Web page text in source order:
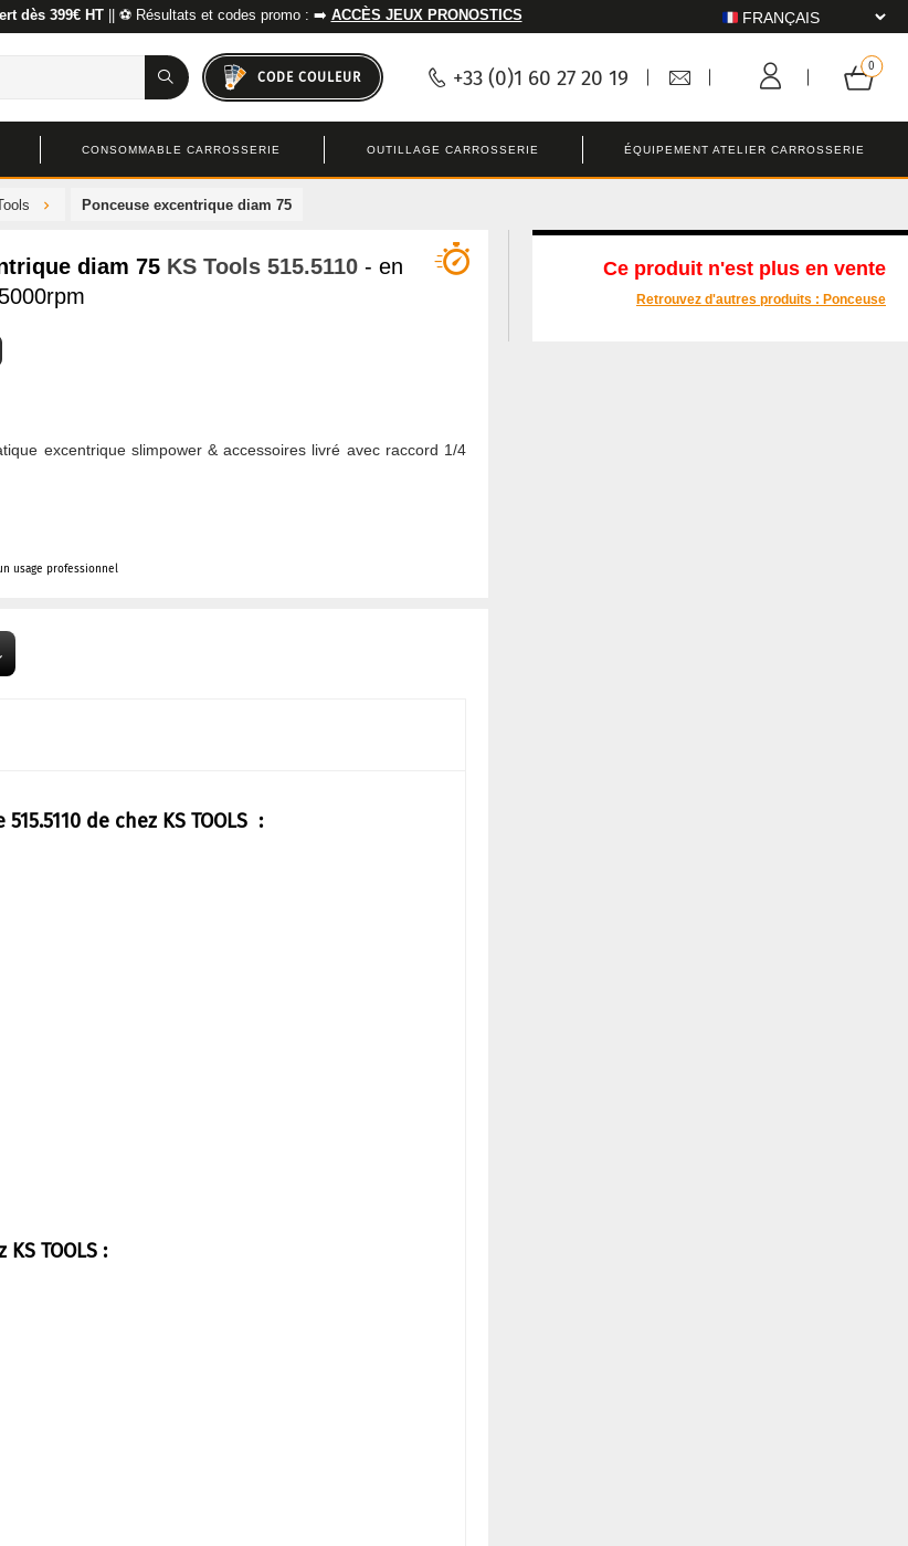
dès 399€ HT|| ⚽ Résultats et codes promo : ➡️ ACCÈS JEUX PRONOSTICS
CODE COULEUR +33 (0)1 60 27 20 19
CONSOMMABLE CARROSSERIE OUTILLAGE CARROSSERIE ÉQUIPEMENT ATELIER CARROSSERIE
Ponceuse excentrique diam 75
diam 75 KS Tools 515.5110 - en
excentrique slimpower & accessoires livré avec raccord 1/4
usage professionnel
Ce produit n'est plus en vente
Retrouvez d'autres produits : Ponceuse
de chez KS TOOLS :
TOOLS :